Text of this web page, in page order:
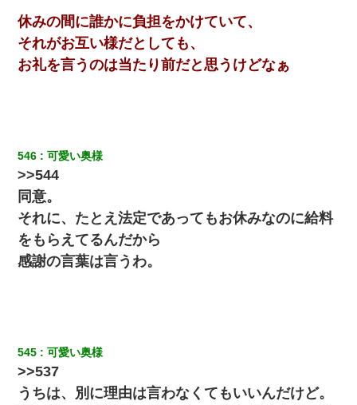
私『貯金貯まったし、やっと家建てられるね！』夫「実家を二世
帯住宅にした。それに貯金使った」→私『離婚しよう』夫「え
っ」私『使った貯金はあげるから』→すると…
[緊急]ベロベロの女に声をかけて行為してきた結果
新卒の女性社員に1年半ストーカーされていた。俺「マジで怖い」
上司「話をしてみる」→女性社員「実は10数年前に…」
13歳娘が元嫁のところから逃げてきた。どう扱ったらいいのかわ
からない
義兄嫁「娘が大学に入ったら下宿させて」私「しつこい、学校斡
旋のアパートに行け」→ 旦那が義兄に通報したら「志望校を変え
ろ！」とキレて・・・
休みの間に誰かに負担をかけていて、
それがお互い様だとしても、
お礼を言うのは当たり前だと思うけどなぁ
546 可愛い奥様
>>544
同意。
それに、たとえ法定であってもお休みなのに給料
をもらえてるんだから
感謝の言葉は言うわ。
545 可愛い奥様
>>537
うちは、別に理由は言わなくてもいいんだけど。